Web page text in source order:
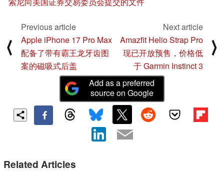
⟨
Previous article
Apple iPhone 17 Pro Max
配备了带有霸王龙牙齿图
案的磁吸式后盖
Next article
Amazfit Helio Strap Pro
现已开放预售，价格低
于 Garmin Instinct 3
⟩
Add as a preferred
source on Google
Related Articles